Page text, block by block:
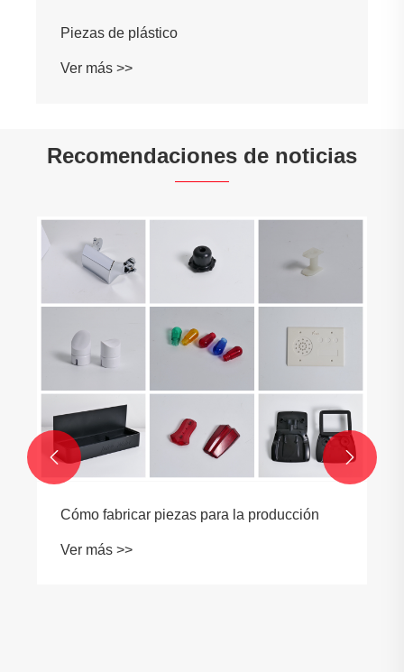
Piezas de plástico
Ver más >>
Recomendaciones de noticias
Cómo fabricar piezas para la producción
Ver más >>
 